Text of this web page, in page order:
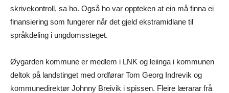
skrivekontroll, sa ho. Også ho var oppteken at ein må finna ei
finansiering som fungerer når det gjeld ekstramidlane til
språkdeling i ungdomssteget.
Øygarden kommune er medlem i LNK og leiinga i kommunen
deltok på landstinget med ordførar Tom Georg Indrevik og
kommunedirektør Johnny Breivik i spissen. Fleire lærarar frå